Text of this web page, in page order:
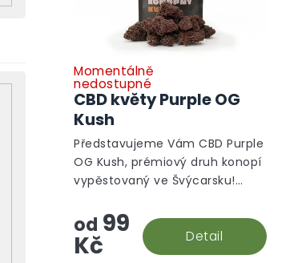
CBD květy Purple OG
Kush
Momentálně
nedostupné
od 99
Kč Detail
Představujeme Vám CBD Purple
OG Kush, prémiový druh konopí
vypěstovaný ve Švýcarsku!
kombinaci přitažlivého vzhledu
a omamné vůně, které jistě...